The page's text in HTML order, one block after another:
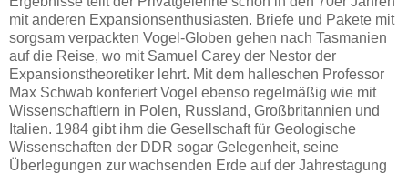
mit anderen Expansionsenthusiasten. Briefe und Pakete mit
sorgsam verpackten Vogel-Globen gehen nach Tasmanien
auf die Reise, wo mit Samuel Carey der Nestor der
Expansionstheoretiker lehrt. Mit dem halleschen Professor
Max Schwab konferiert Vogel ebenso regelmäßig wie mit
Wissenschaftlern in Polen, Russland, Großbritannien und
Italien. 1984 gibt ihm die Gesellschaft für Geologische
Wissenschaften der DDR sogar Gelegenheit, seine
Überlegungen zur wachsenden Erde auf der Jahrestagung